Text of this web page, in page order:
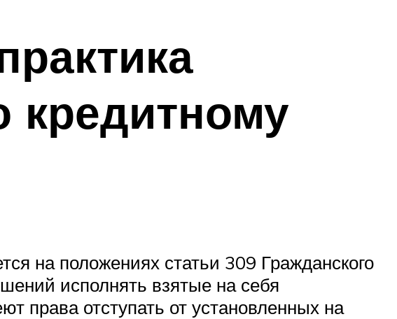
кредитному
на положениях статьи 309 Гражданского
исполнять взятые на себя
права отступать от установленных на